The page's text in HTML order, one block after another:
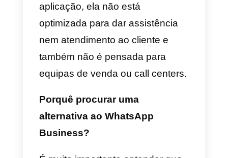
Chega a competir fortemente
o WhatsApp. Além disso,
é usada por empresas para
oferecer serviços como
atendimento ao cliente ou
vendas.